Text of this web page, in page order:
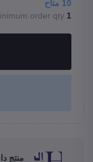
10 متاح
order qty 1
منتج